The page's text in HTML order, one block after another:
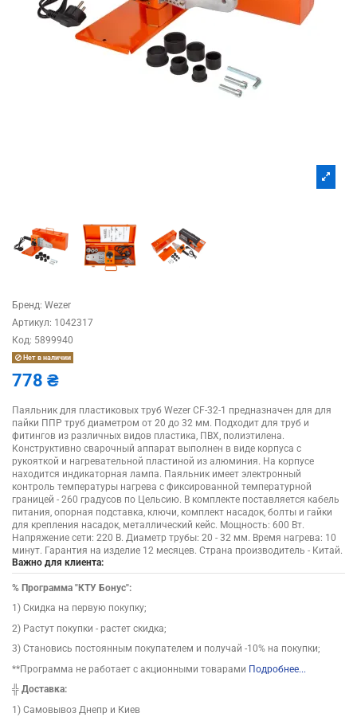
Бренд: Wezer
Артикул: 1042317
Код: 5899940
Нет в наличии
778 ₴
Паяльник для пластиковых труб Wezer CF-32-1 предназначен для для
пайки ППР труб диаметром от 20 до 32 мм. Подходит для труб и
фитингов из различных видов пластика, ПВХ, полиэтилена.
Конструктивно сварочный аппарат выполнен в виде корпуса с
рукояткой и нагревательной пластиной из алюминия. На корпусе
находится индикаторная лампа. Паяльник имеет электронный
контроль температуры нагрева с фиксированной температурной
границей - 260 градусов по Цельсию. В комплекте поставляется кабель
питания, опорная подставка, ключи, комплект насадок, болты и гайки
для крепления насадок, металлический кейс. Мощность: 600 Вт.
Напряжение сети: 220 В. Диаметр трубы: 20 - 32 мм. Время нагрева: 10
минут. Гарантия на изделие 12 месяцев. Страна производитель - Китай.
Важно для клиента:
% Программа "КТУ Бонус":
1) Скидка на первую покупку;
2) Растут покупки - растет скидка;
3) Становись постоянным покупателем и получай -10% на покупки;
**Программа не работает с акционными товарами Подробнее...
╬ Доставка:
1) Самовывоз Днепр и Киев